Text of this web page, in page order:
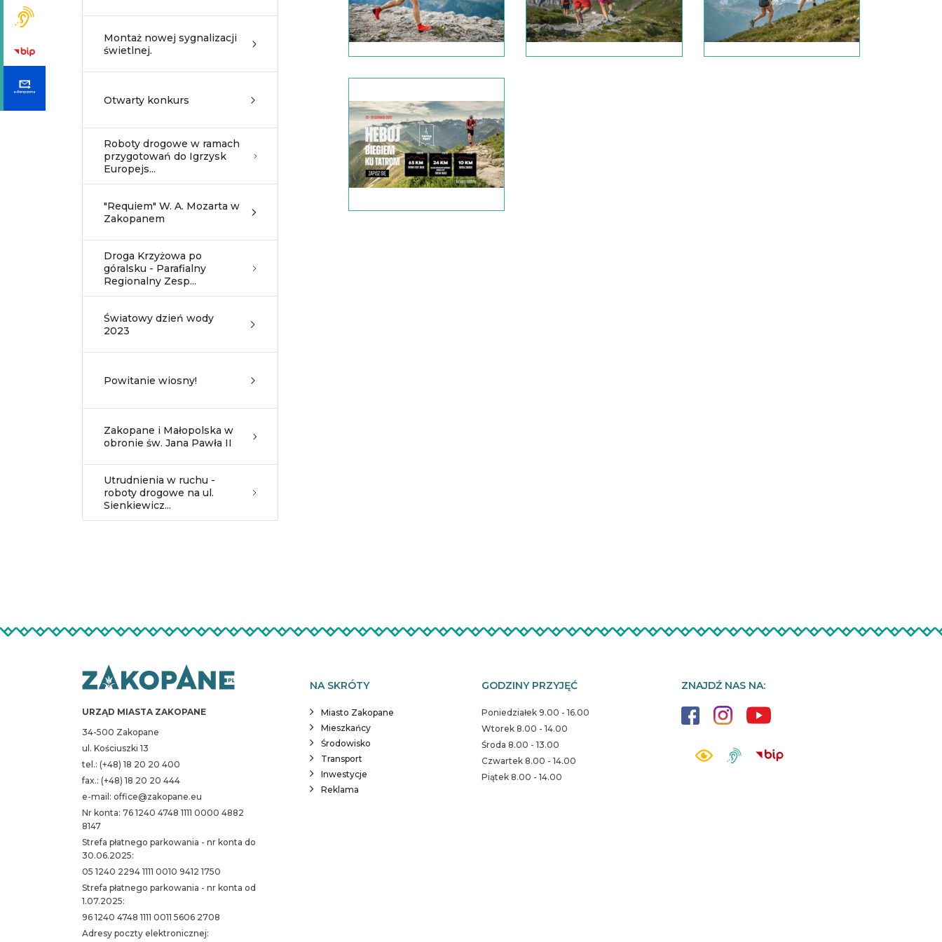
Montaż nowej sygnalizacji
świetlnej.
Otwarty konkurs
Roboty drogowe w ramach
przygotowań do Igrzysk
Europejs...
"Requiem" W. A. Mozarta w
Zakopanem
Droga Krzyżowa po
góralsku - Parafialny
Regionalny Zesp...
Światowy dzień wody
2023
Powitanie wiosny!
Zakopane i Małopolska w
obronie św. Jana Pawła II
Utrudnienia w ruchu -
roboty drogowe na ul.
Sienkiewicz...
URZĄD MIASTA ZAKOPANE
34-500 Zakopane
ul. Kościuszki 13
tel.: (+48) 18 20 20 400
fax.: (+48) 18 20 20 444
e-mail: office@zakopane.eu
Nr konta: 76 1240 4748 1111 0000 4882
8147
Strefa płatnego parkowania - nr konta do
30.06.2025:
05 1240 2294 1111 0010 9412 1750
Strefa płatnego parkowania - nr konta od
1.07.2025:
96 1240 4748 1111 0011 5606 2708
Adresy poczty elektronicznej:
NA SKRÓTY
Miasto Zakopane
Mieszkańcy
Środowisko
Transport
Inwestycje
Reklama
GODZINY PRZYJĘĆ
Poniedziałek 9.00 - 16.00
Wtorek 8.00 - 14.00
Środa 8.00 - 13.00
Czwartek 8.00 - 14.00
Piątek 8.00 - 14.00
ZNAJDŹ NAS NA: